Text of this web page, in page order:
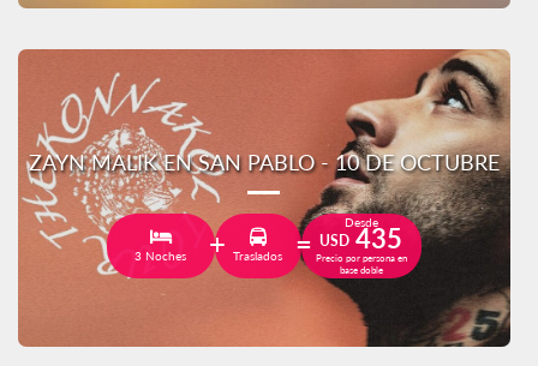
ZAYN MALIK EN SAN PABLO - 10 DE OCTUBRE
3 Noches Traslados
Desde
USD 435
Precio por persona en
base doble